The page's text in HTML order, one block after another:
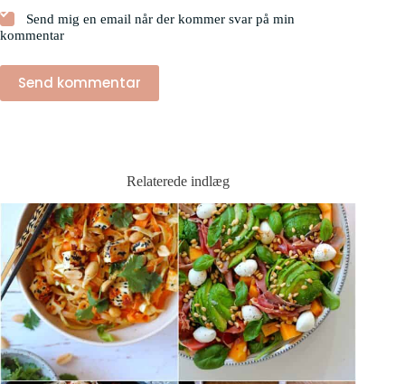
Send mig en email når der kommer svar på min
kommentar
Send kommentar
Relaterede indlæg